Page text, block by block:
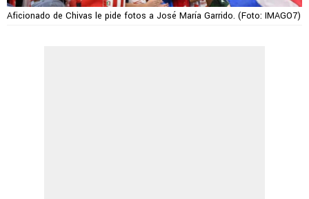
Aficionado de Chivas le pide fotos a José María Garrido. (Foto: IMAGO7)